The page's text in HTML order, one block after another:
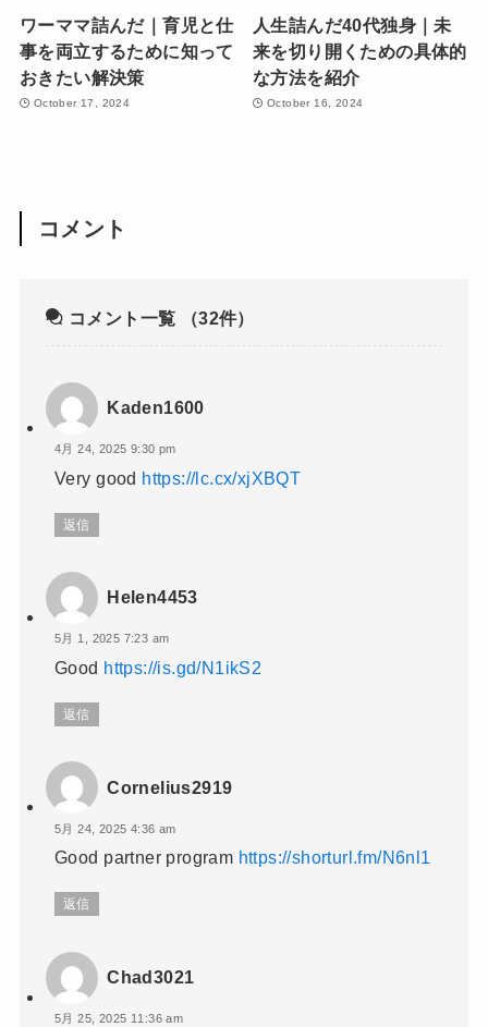
ワーママ詰んだ｜育児と仕
事を両立するために知って
おきたい解決策
October 17, 2024
人生詰んだ40代独身｜未
来を切り開くための具体的
な方法を紹介
October 16, 2024
コメント
コメント一覧 （32件）
Kaden1600
4月 24, 2025 9:30 pm
Very good https://lc.cx/xjXBQT
返信
Helen4453
5月 1, 2025 7:23 am
Good https://is.gd/N1ikS2
返信
Cornelius2919
5月 24, 2025 4:36 am
Good partner program https://shorturl.fm/N6nl1
返信
Chad3021
5月 25, 2025 11:36 am